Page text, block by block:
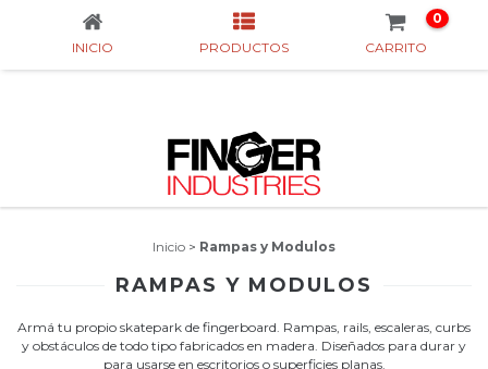
INICIO PRODUCTOS CARRITO
0
Inicio > Rampas y Modulos
RAMPAS Y MODULOS
Armá tu propio skatepark de fingerboard. Rampas, rails, escaleras, curbs
y obstáculos de todo tipo fabricados en madera. Diseñados para durar y
para usarse en escritorios o superficies planas.